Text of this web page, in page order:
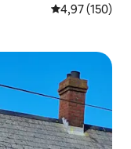
Vidējais
4,97 (150)